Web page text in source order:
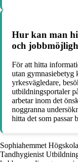
Hur kan man
och
För att hitta
utan gymnasiebetyg
yrkesvägledare,
utbildningsportaler
arbetar inom det
noggranna
hitta det som passar
Sophiahemmet
Tandhygienist